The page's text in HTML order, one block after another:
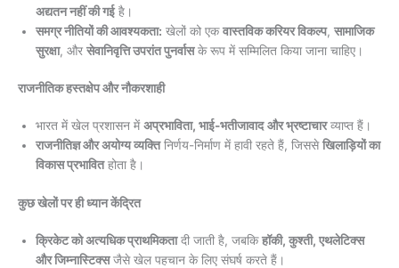
अद्यतन नहीं की गईहै।
समग्र नीतियों की आवश्यकता: खेलों को एकवास्तविक करियर विकल्प, सामाजिक
सुरक्षा, और सेवानिवृत्ति उपरांत पुनर्वासके रूप में सम्मिलित किया जाना चाहिए।
राजनीतिक हस्तक्षेप और नौकरशाही
भारत में खेल प्रशासन मेंअप्रभाविता, भाई-भतीजावाद और भ्रष्टाचारव्याप्त हैं।
राजनीतिज्ञ और अयोग्य व्यक्तिनिर्णय-निर्माण में हावी रहते हैं, जिससेखिलाड़ियों का
विकास प्रभावितहोता है।
कुछ खेलों पर ही ध्यान केंद्रित
क्रिकेट को अत्यधिक प्राथमिकतादी जाती है, जबकिहॉकी, कुश्ती, एथलेटिक्स
और जिम्नास्टिक्सजैसे खेल पहचान के लिए संघर्ष करते हैं।